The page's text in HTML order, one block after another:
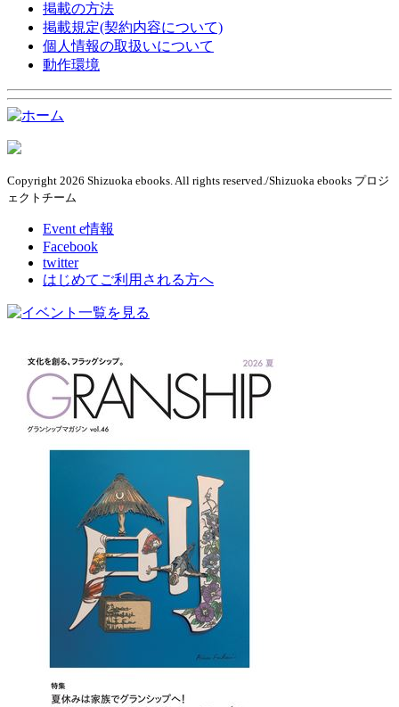
掲載の方法
掲載規定(契約内容について)
個人情報の取扱いについて
動作環境
Copyright 2026 Shizuoka ebooks. All rights reserved./Shizuoka ebooks プロジ
ェクトチーム
Event e情報
Facebook
twitter
はじめてご利用される方へ